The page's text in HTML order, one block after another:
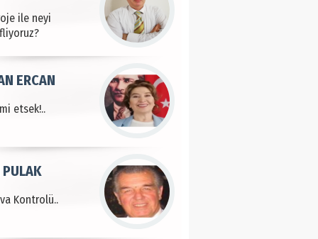
ile neyi
etsek!..
ERCAN
Kontrolü..
PULAK